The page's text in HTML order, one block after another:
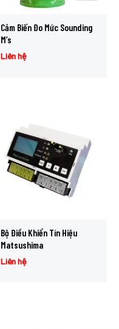
Cảm Biến Đo Mức Sounding
M’s
Liên hệ
Bộ Điều Khiển Tín Hiệu
Matsushima
Liên hệ